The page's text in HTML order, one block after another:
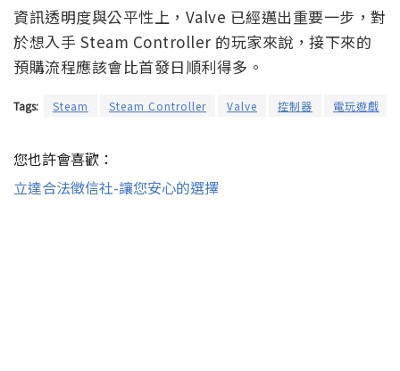
資訊透明度與公平性上，Valve 已經邁出重要一步，對
於想入手 Steam Controller 的玩家來說，接下來的
預購流程應該會比首發日順利得多。
Tags: Steam Steam Controller Valve 控制器 電玩遊戲
您也許會喜歡：
立達合法徵信社-讓您安心的選擇